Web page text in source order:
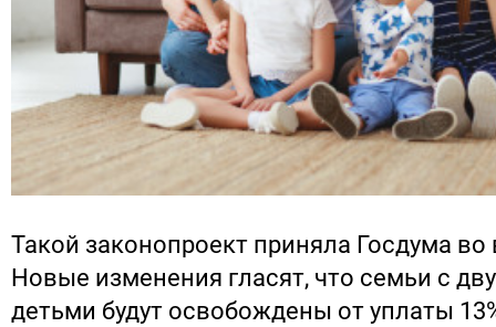
Такой законопроект приняла Госдума
Новые изменения гласят, что семьи с
детьми будут освобождены от уплаты